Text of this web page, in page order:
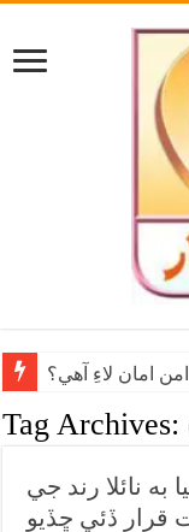
امان لاءِ آهي؟
Tag Archives:
به نائلا رند جي
قرار ڏئي ڇڏيو